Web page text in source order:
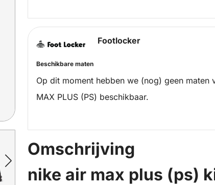
Footlocker
Beschikbare maten
Op dit moment hebben we (nog) geen maten
MAX PLUS (PS) beschikbaar.
Omschrijving
nike air max plus (ps)